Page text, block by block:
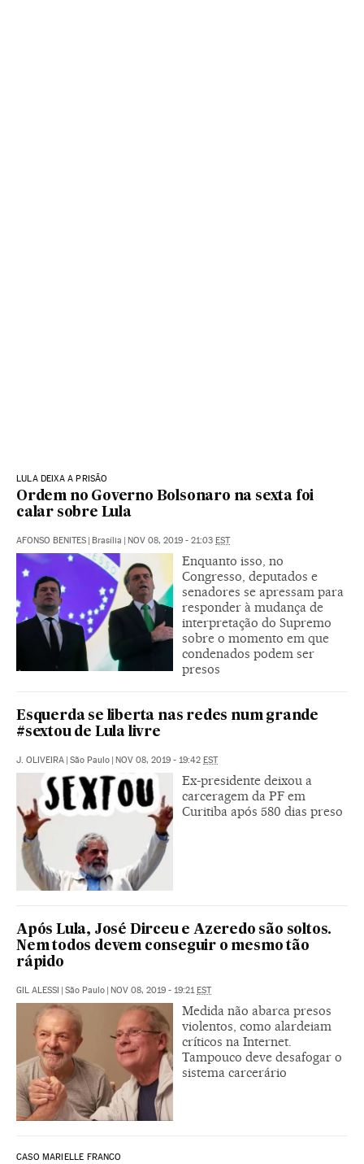
LULA DEIXA A PRISÃO
Ordem no Governo Bolsonaro na sexta foi
calar sobre Lula
AFONSO BENITES Brasília NOV 08, 2019 - 21:03 EST
Enquanto isso, no
Congresso, deputados e
senadores se apressam para
responder à mudança de
interpretação do Supremo
sobre o momento em que
condenados podem ser
presos
Esquerda se liberta nas redes num grande
#sextou de Lula livre
J. OLIVEIRA São Paulo NOV 08, 2019 - 19:42 EST
Ex-presidente deixou a
carceragem da PF em
Curitiba após 580 dias preso
Após Lula, José Dirceu e Azeredo são soltos.
Nem todos devem conseguir o mesmo tão
rápido
GIL ALESSI São Paulo NOV 08, 2019 - 19:21 EST
Medida não abarca presos
violentos, como alardeiam
críticos na Internet.
Tampouco deve desafogar o
sistema carcerário
CASO MARIELLE FRANCO